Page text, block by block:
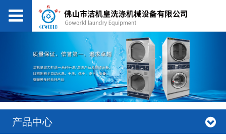
产品中心